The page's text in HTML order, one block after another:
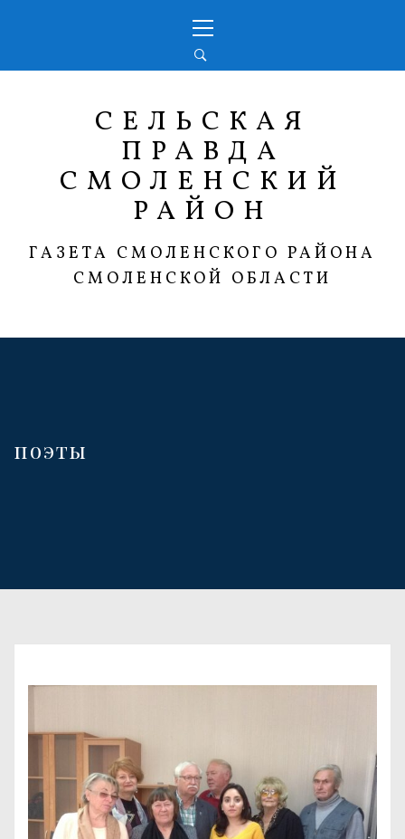
меню
СЕЛЬСКАЯ
ПРАВДА
СМОЛЕНСКИЙ
РАЙОН
ГАЗЕТА СМОЛЕНСКОГО РАЙОНА
СМОЛЕНСКОЙ ОБЛАСТИ
поэты